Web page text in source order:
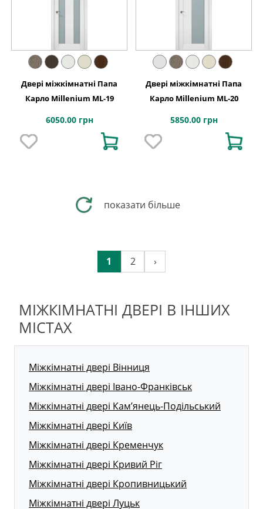
Двері міжкімнатні Папа
Карло Millenium ML-19
6050.00 грн
Двері міжкімнатні Папа
Карло Millenium ML-20
5850.00 грн
показати більше
1 2 ›
МІЖКІМНАТНІ ДВЕРІ В ІНШИХ
МІСТАХ
Міжкімнатні двері Вінниця
Міжкімнатні двері Івано-Франківськ
Міжкімнатні двері Кам’янець-Подільський
Міжкімнатні двері Київ
Міжкімнатні двері Кременчук
Міжкімнатні двері Кривий Ріг
Міжкімнатні двері Кропивницький
Міжкімнатні двері Луцьк